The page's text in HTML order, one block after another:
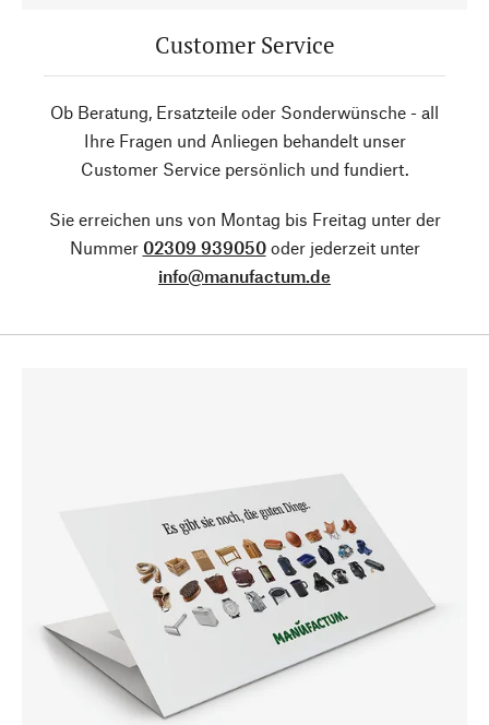
Customer Service
Ob Beratung, Ersatzteile oder Sonderwünsche - all
Ihre Fragen und Anliegen behandelt unser
Customer Service persönlich und fundiert.
Sie erreichen uns von Montag bis Freitag unter der
Nummer 02309 939050oder jederzeit unter
info@manufactum.de